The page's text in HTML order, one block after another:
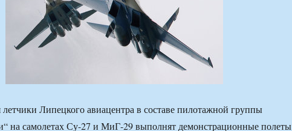
Липецкого авиацентра в составе пилотажной группы
на самолетах Су-27 и МиГ-29 выполнят демонстрационные полеты